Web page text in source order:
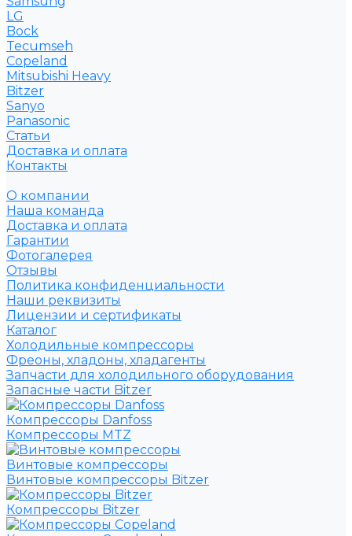
LG
Bock
Tecumseh
Copeland
Mitsubishi Heavy
Bitzer
Sanyo
Рanasonic
Статьи
Доставка и оплата
Контакты
О компании
Наша команда
Доставка и оплата
Гарантии
Фотогалерея
Отзывы
Политика конфиденциальности
Наши реквизиты
Лицензии и сертификаты
Каталог
Холодильные компрессоры
Фреоны, хладоны, хладагенты
Запчасти для холодильного оборудования
Запасные части Bitzer
Компрессоры Danfoss
Компрессоры MTZ
Винтовые компрессоры
Винтовые компрессоры Bitzer
Компрессоры Bitzer